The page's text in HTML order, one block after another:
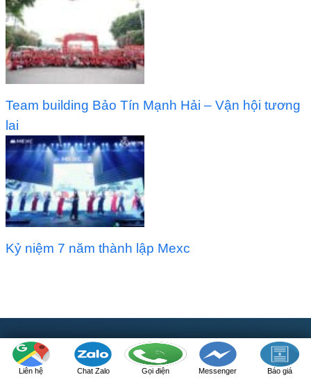
Team building Bảo Tín Mạnh Hải – Vận hội tương
lai
Kỷ niệm 7 năm thành lập Mexc
CÔNG TY TỔ CHỨC SỰ KIỆN Á CHÂU
Liên hệ Chat Zalo Gọi điện Messenger Báo giá